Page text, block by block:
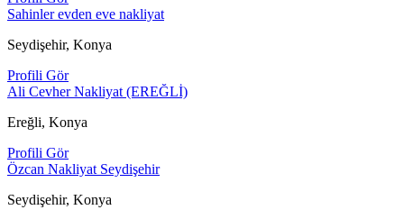
Sahinler evden eve nakliyat
Seydişehir, Konya
Profili Gör
Ali Cevher Nakliyat (EREĞLİ)
Ereğli, Konya
Profili Gör
Özcan Nakliyat Seydişehir
Seydişehir, Konya